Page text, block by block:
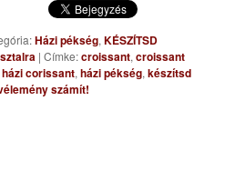
Házi pékség,KÉSZÍTSD
|Címke:croissant,croissant
házi corissant,házi pékség,készítsd
számít!